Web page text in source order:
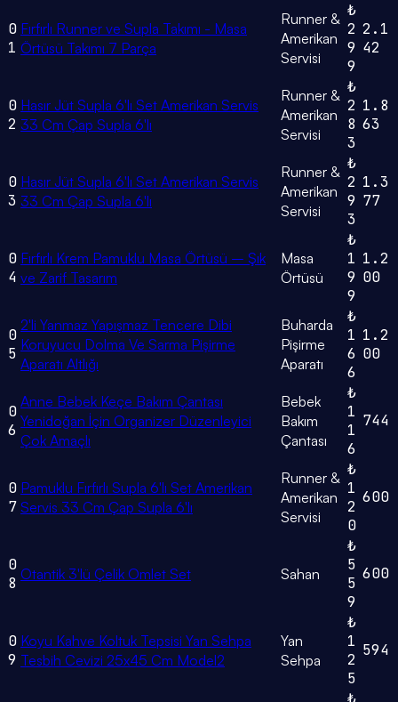
0
1
Fırfırlı Runner ve Supla Takımı - Masa
Örtüsü Takımı 7 Parça
Runner &
Amerikan
Servisi
₺
2
9
9
2.1
42
0
2
Hasır Jüt Supla 6'lı Set Amerikan Servis
33 Cm Çap Supla 6'lı
Runner &
Amerikan
Servisi
₺
2
8
3
1.8
63
0
3
Hasır Jüt Supla 6'lı Set Amerikan Servis
33 Cm Çap Supla 6'lı
Runner &
Amerikan
Servisi
₺
2
9
3
1.3
77
0
4
Fırfırlı Krem Pamuklu Masa Örtüsü – Şık
ve Zarif Tasarım
Masa
Örtüsü
₺
1
9
9
1.2
00
0
5
2'li Yanmaz Yapışmaz Tencere Dibi
Koruyucu Dolma Ve Sarma Pişirme
Aparatı Altlığı
Buharda
Pişirme
Aparatı
₺
1
6
6
1.2
00
0
6
Anne Bebek Keçe Bakım Çantası
Yenidoğan İçin Organizer Düzenleyici
Çok Amaçlı
Bebek
Bakım
Çantası
₺
1
1
6
744
0
7
Pamuklu Fırfırlı Supla 6'lı Set Amerikan
Servis 33 Cm Çap Supla 6'lı
Runner &
Amerikan
Servisi
₺
1
2
0
600
0
8 Otantik 3'lü Çelik Omlet Set Sahan
₺
5
5
9
600
0
9
Koyu Kahve Koltuk Tepsisi Yan Sehpa
Tesbih Cevizi 25x45 Cm Model2
Yan
Sehpa
₺
1
2
5
594